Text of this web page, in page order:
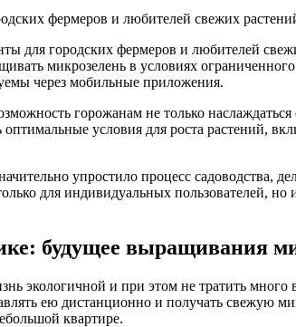
фермеров и любителей свежих
для городских фермеров и любителей
микрозелень в условиях
через мобильные приложения.
горожанам не только
условия для роста растений,
упростило процесс
для индивидуальных пользователей,
будущее выращивания
экологичной и при этом не тратить много
ею дистанционно и получать свежую
квартире.